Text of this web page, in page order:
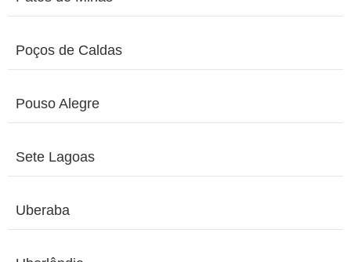
Poços de Caldas
Pouso Alegre
Sete Lagoas
Uberaba